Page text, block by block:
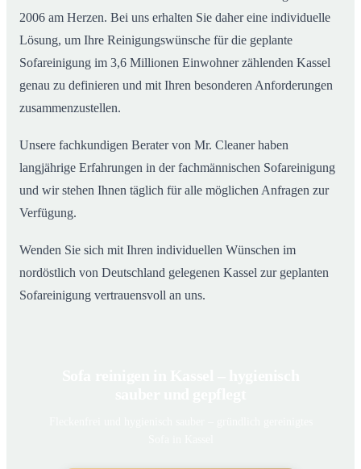
2006 am Herzen. Bei uns erhalten Sie daher eine individuelle
Lösung, um Ihre Reinigungswünsche für die geplante
Sofareinigung im 3,6 Millionen Einwohner zählenden Kassel
genau zu definieren und mit Ihren besonderen Anforderungen
zusammenzustellen.
Unsere fachkundigen Berater von Mr. Cleaner haben
langjährige Erfahrungen in der fachmännischen Sofareinigung
und wir stehen Ihnen täglich für alle möglichen Anfragen zur
Verfügung.
Wenden Sie sich mit Ihren individuellen Wünschen im
nordöstlich von Deutschland gelegenen Kassel zur geplanten
Sofareinigung vertrauensvoll an uns.